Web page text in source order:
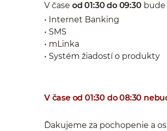
V čase od 01:30 do 09:30
• Internet Banking
• SMS
• mLinka
• Systém žiadostí o produkty
V čase od 01:30 do 08:30
Ďakujeme za pochopenie a